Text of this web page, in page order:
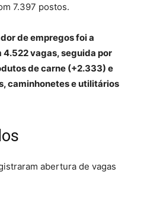
7.397 postos.
de empregos foi a
vagas, seguida por
de carne (+2.333) e
caminhonetes e utilitários
abertura de vagas